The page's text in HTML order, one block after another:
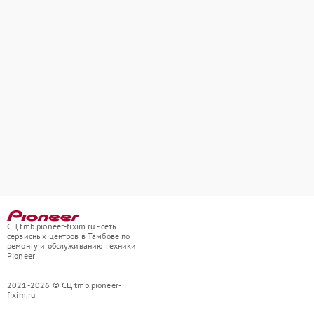
СЦ tmb.pioneer-fixim.ru - сеть
сервисных центров в Тамбове по
ремонту и обслуживанию техники
Pioneer
2021-2026 © СЦ tmb.pioneer-
fixim.ru